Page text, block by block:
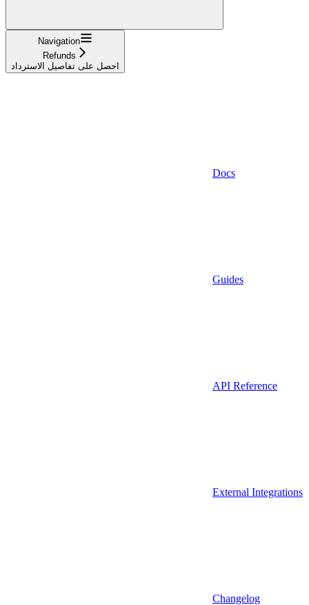
Navigation
Refunds
احصل على تفاصيل الاسترداد
Docs
Guides
API Reference
External Integrations
Changelog